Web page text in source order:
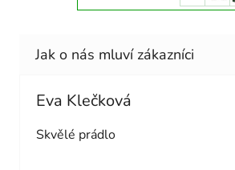
Eva Klečková
Skvělé prádlo